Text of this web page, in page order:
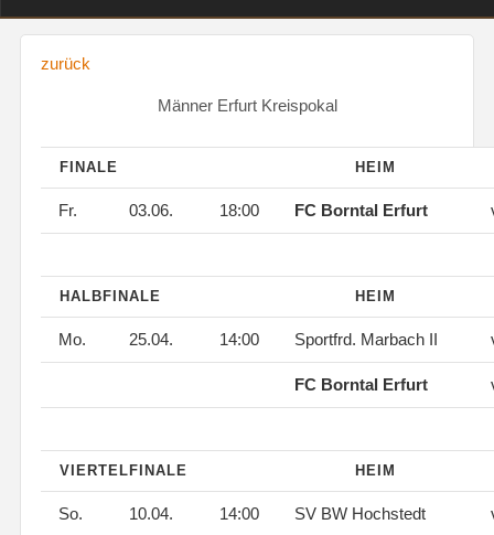
zurück
Männer Erfurt Kreispokal
FINALE HEIM
Fr. 03.06. 18:00 FC Borntal Erfurt
HALBFINALE HEIM
Mo. 25.04. 14:00 Sportfrd. Marbach II
FC Borntal Erfurt
VIERTELFINALE HEIM
So. 10.04. 14:00 SV BW Hochstedt